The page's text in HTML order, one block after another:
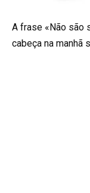
A frase «Não são
cabeça na manhã